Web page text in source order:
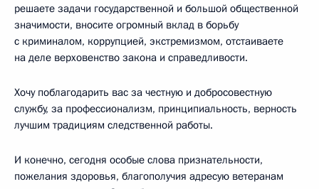
решаете задачи государственной и большой общественной
значимости, вносите огромный вклад в борьбу
с криминалом, коррупцией, экстремизмом, отстаиваете
на деле верховенство закона и справедливости.
Хочу поблагодарить вас за честную и добросовестную
службу, за профессионализм, принципиальность, верность
лучшим традициям следственной работы.
И конечно, сегодня особые слова признательности,
пожелания здоровья, благополучия адресую ветеранам